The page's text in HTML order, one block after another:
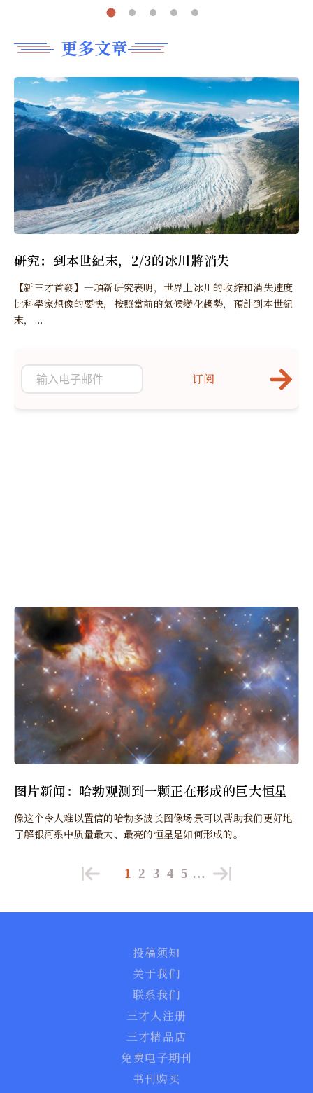
更多文章
研究：到本世紀末，2/3的冰川將消失
【新三才首發】一項新研究表明，世界上冰川的收縮和消失速度
比科學家想像的要快，按照當前的氣候變化趨勢，預計到本世紀
末，...
图片新闻：哈勃观测到一颗正在形成的巨大恒星
像这个令人难以置信的哈​​勃多波长图像场景可以帮助我们更好地
了解银河系中质量最大、最亮的恒星是如何形成的。
订阅
1 2 3 4 5 …
投稿须知
关于我们
联系我们
三才人注册
三才精品店
免费电子期刊
书刊购买